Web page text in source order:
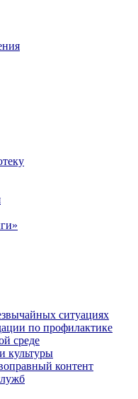
ситуациях
по профилактике
среде
культуры
контент